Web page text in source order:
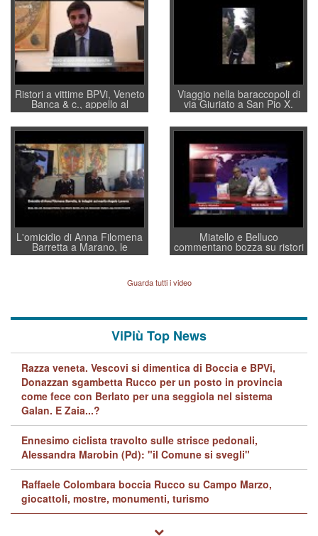
Ristori a vittime BPVi, Veneto
Banca & c., appello al
sottosegretario Alessio
Villarosa: per mettere ordine
convochi con Di Maio CNCU
a supporto della cabina di
regia al Mef
Viaggio nella baraccopoli di
via Giuriato a San Pio X.
Vicenza ai Vicentini: “faremo
un regalo di Natale ai
residenti”
L'omicidio di Anna Filomena
Barretta a Marano, le
indagini dei carabinieri di
Lavarra: più avvincenti di
quelle di... Barbara D'Urso
Miatello e Belluco
commentano bozza su ristori
BPVi e Veneto Banca
Guarda tutti i video
ViPiù Top News
Razza veneta. Vescovi si dimentica di Boccia e BPVi,
Donazzan sgambetta Rucco per un posto in provincia
come fece con Berlato per una seggiola nel sistema
Galan. E Zaia...?
Ennesimo ciclista travolto sulle strisce pedonali,
Alessandra Marobin (Pd): "il Comune si svegli"
Raffaele Colombara boccia Rucco su Campo Marzo,
giocattoli, mostre, monumenti, turismo